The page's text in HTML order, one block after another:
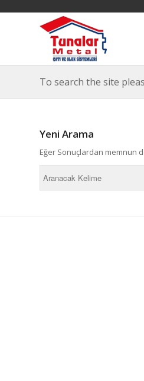
To search the site
Yeni Arama
Eğer Sonuçlardan memnun